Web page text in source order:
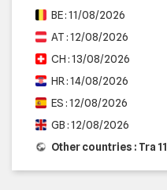
BE : 11/08/2026
AT : 12/08/2026
CH : 13/08/2026
HR : 14/08/2026
ES : 12/08/2026
GB : 12/08/2026
Other countries : Tra